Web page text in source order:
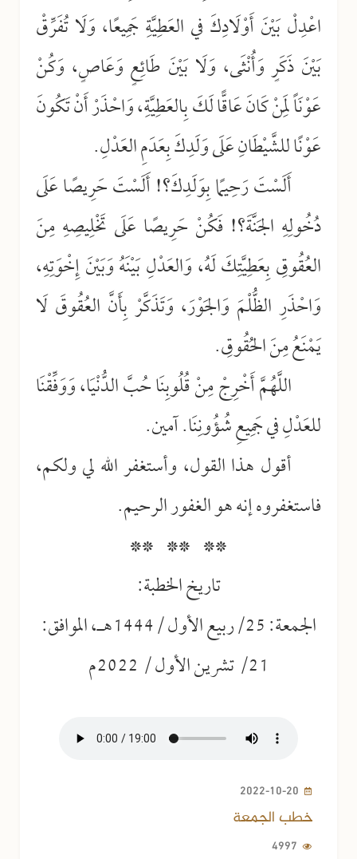
اعْدِلْ بَيْنَ أَوْلَادِكَ في العَطِيَّةِ جَمِيعًا، وَلَا تُفَرِّقْ
بَيْنَ ذَكَرٍ وَأُنْثَى، وَلَا بَيْنَ طَائِعٍ وَعَاصٍ، وَكُنْ
عَوْنَاً لِمَنْ كَانَ عَاقًّا لَكَ بِالعَطِيَّةِ، وَاحْذَرْ أَنْ تَكُونَ
عَوْنًا للشَّيْطَانِ عَلَى وَلَدِكَ بِعَدَمِ العَدْلِ.
أَلَسْتَ رَحِيمًا بِوَلَدِكَ؟! أَلَسْتَ حَرِيصًا عَلَى
دُخُولِهِ الجَنَّةَ؟! فَكُنْ حَرِيصًا عَلَى تَخْلِيصِهِ مِنَ
العُقُوقِ بِعَطِيَّتِكَ لَهُ، وَالعَدْلِ بَيْنَهُ وَبَيْنَ إِخْوَتِهِ،
وَاحْذَرِ الظُّلْمَ وَالجَوْرَ، وَتَذَكَّرْ بِأَنَّ العُقُوقَ لَا
يَمْنَعُ مِنَ الحُقُوقِ.
اللَّهُمَّ أَخْرِجْ مِنْ قُلُوبِنَا حُبَّ الدُّنْيَا، وَوَفِّقْنَا
للعَدْلِ في جَمِيعِ شُؤُونِنَا. آمين.
أقول هذا القول، وأستغفر الله لي ولكم،
فاستغفروه إنه هو الغفور الرحيم.
** ** **
تاريخ الخطبة:
الجمعة: 25/ربيع الأول /1444هـ، الموافق:
21/ تشرين الأول / 2022م
2022-10-20
خطب الجمعة
4997